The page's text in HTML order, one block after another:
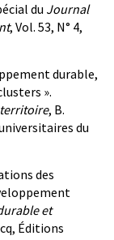
du Journal
, Vol. 53, N° 4,
durable,
».
, B.
du
des
et
Éditions